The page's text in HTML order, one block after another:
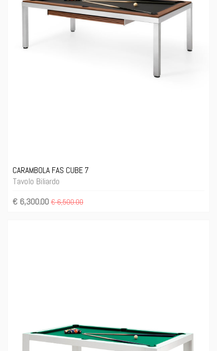
CARAMBOLA FAS CUBE 7
Tavolo Biliardo
€ 6,300.00€ 6,500.00